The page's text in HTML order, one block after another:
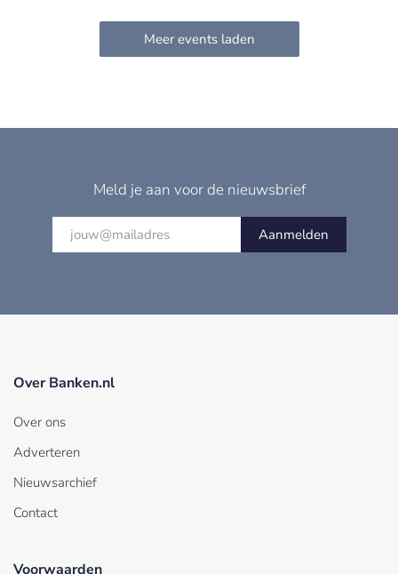
Meld je aan voor de nieuwsbrief
Aanmelden
Over Banken.nl
Over ons
Adverteren
Nieuwsarchief
Contact
Voorwaarden